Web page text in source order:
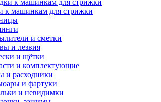
к машинкам для стрижки
к машинкам для стрижки
и сметки
и лезвия
и щётки
и комплектующие
и расходники
и фартуки
и невидимки